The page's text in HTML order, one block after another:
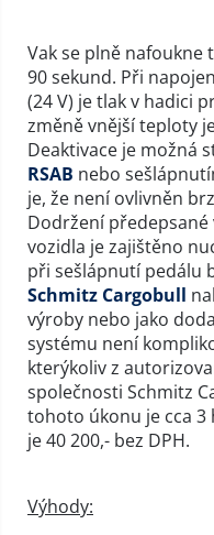
Vak se plně nafoukne
90 sekund. Při
(24 V) je tlak v hadici
změně vnější teploty
Deaktivace je možná
RSAB nebo
je, že není ovlivněn
Dodržení
vozidla je zajištěno
při sešlápnutí pedálu
Schmitz Cargobull
výroby nebo jako
systému není
kterýkoliv z
společnosti Schmitz
tohoto úkonu je cca 3
je 40 200,- bez DPH.
Výhody: